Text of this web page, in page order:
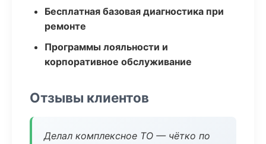
Бесплатная базовая диагностика при
ремонте
Программы лояльности и
корпоративное обслуживание
Отзывы клиентов
Делал комплексное ТО — чётко по